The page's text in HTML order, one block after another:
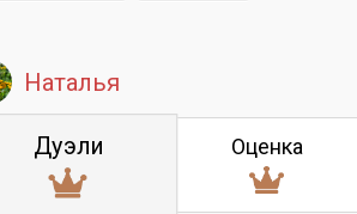
Наталья
Дуэли Оценка